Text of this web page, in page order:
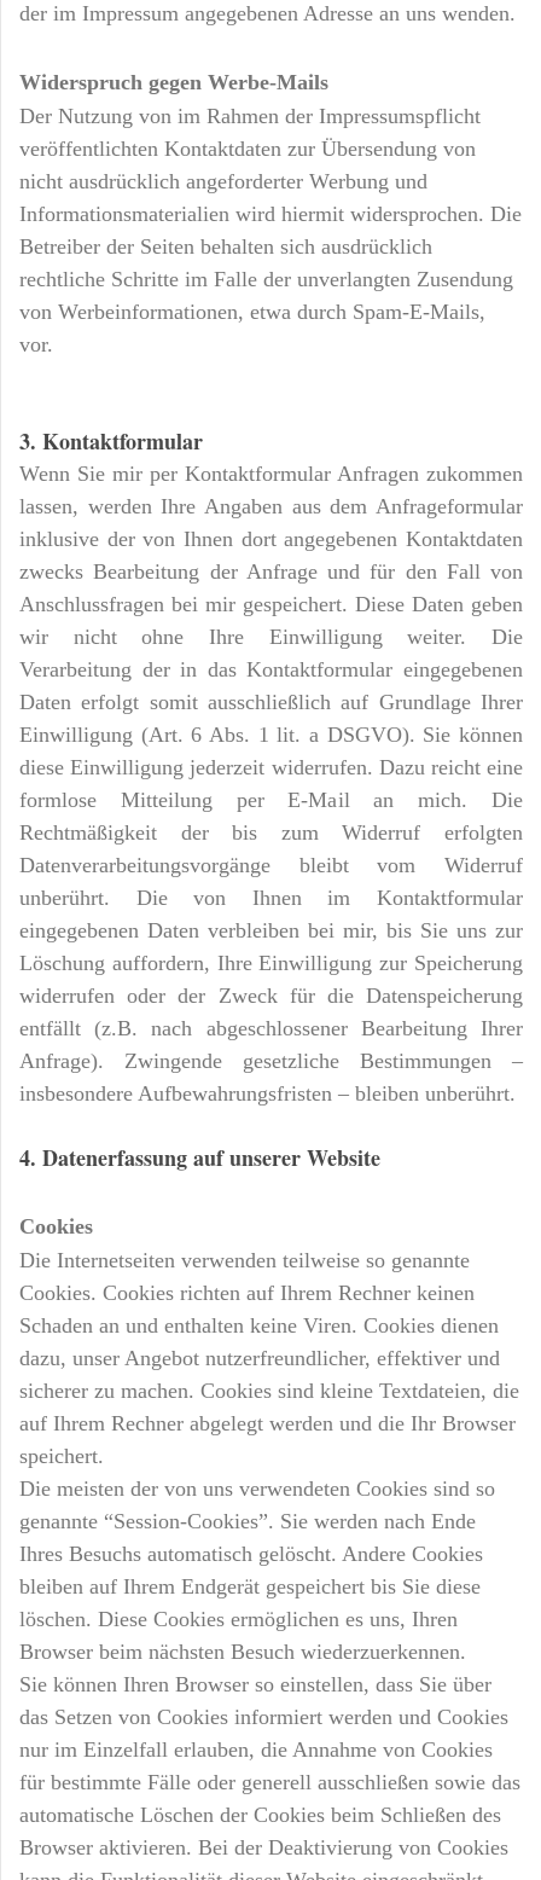
der im Impressum angegebenen Adresse an uns wenden.
Widerspruch gegen Werbe-Mails
Der Nutzung von im Rahmen der Impressumspflicht
veröffentlichten Kontaktdaten zur Übersendung von
nicht ausdrücklich angeforderter Werbung und
Informationsmaterialien wird hiermit widersprochen. Die
Betreiber der Seiten behalten sich ausdrücklich
rechtliche Schritte im Falle der unverlangten Zusendung
von Werbeinformationen, etwa durch Spam-E-Mails,
vor.
3. Kontaktformular
Wenn Sie mir per Kontaktformular Anfragen zukommen
lassen, werden Ihre Angaben aus dem Anfrageformular
inklusive der von Ihnen dort angegebenen Kontaktdaten
zwecks Bearbeitung der Anfrage und für den Fall von
Anschlussfragen bei mir gespeichert. Diese Daten geben
wir nicht ohne Ihre Einwilligung weiter. Die
Verarbeitung der in das Kontaktformular eingegebenen
Daten erfolgt somit ausschließlich auf Grundlage Ihrer
Einwilligung (Art. 6 Abs. 1 lit. a DSGVO). Sie können
diese Einwilligung jederzeit widerrufen. Dazu reicht eine
formlose Mitteilung per E-Mail an mich. Die
Rechtmäßigkeit der bis zum Widerruf erfolgten
Datenverarbeitungsvorgänge bleibt vom Widerruf
unberührt. Die von Ihnen im Kontaktformular
eingegebenen Daten verbleiben bei mir, bis Sie uns zur
Löschung auffordern, Ihre Einwilligung zur Speicherung
widerrufen oder der Zweck für die Datenspeicherung
entfällt (z.B. nach abgeschlossener Bearbeitung Ihrer
Anfrage). Zwingende gesetzliche Bestimmungen –
insbesondere Aufbewahrungsfristen – bleiben unberührt.
4. Datenerfassung auf unserer Website
Cookies
Die Internetseiten verwenden teilweise so genannte
Cookies. Cookies richten auf Ihrem Rechner keinen
Schaden an und enthalten keine Viren. Cookies dienen
dazu, unser Angebot nutzerfreundlicher, effektiver und
sicherer zu machen. Cookies sind kleine Textdateien, die
auf Ihrem Rechner abgelegt werden und die Ihr Browser
speichert.
Die meisten der von uns verwendeten Cookies sind so
genannte “Session-Cookies”. Sie werden nach Ende
Ihres Besuchs automatisch gelöscht. Andere Cookies
bleiben auf Ihrem Endgerät gespeichert bis Sie diese
löschen. Diese Cookies ermöglichen es uns, Ihren
Browser beim nächsten Besuch wiederzuerkennen.
Sie können Ihren Browser so einstellen, dass Sie über
das Setzen von Cookies informiert werden und Cookies
nur im Einzelfall erlauben, die Annahme von Cookies
für bestimmte Fälle oder generell ausschließen sowie das
automatische Löschen der Cookies beim Schließen des
Browser aktivieren. Bei der Deaktivierung von Cookies